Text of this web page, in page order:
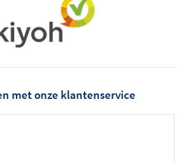
met onze klantenservice